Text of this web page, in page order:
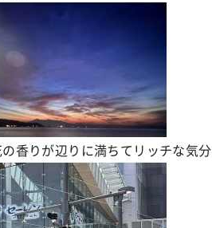
香りが辺りに満ちてリッチな気分